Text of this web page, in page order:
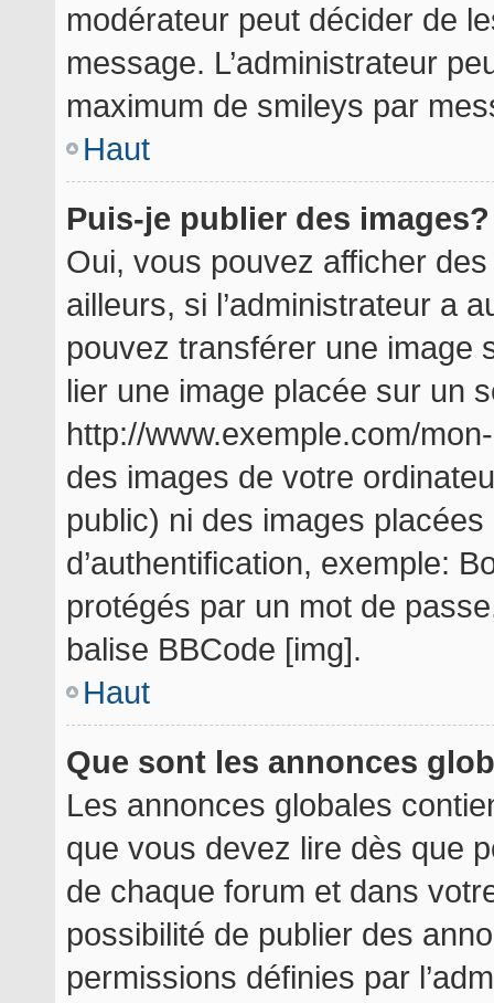
modérateur peut décider de
message. L’administrateur
maximum de smileys par
Haut
Puis-je publier des images?
Oui, vous pouvez afficher
ailleurs, si l’administrateur a
pouvez transférer une image
lier une image placée sur un
http://www.exemple.com/
des images de votre
public) ni des images
d’authentification, exemple:
protégés par un mot de
balise BBCode [img].
Haut
Que sont les annonces
Les annonces globales
que vous devez lire dès que
de chaque forum et dans
possibilité de publier des
permissions définies par